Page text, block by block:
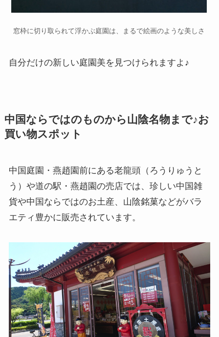
窓枠に切り取られて浮かぶ庭園は、まるで絵画のような美しさ
自分だけの新しい庭園美を見つけられますよ♪
中国ならではのものから山陰名物まで♪お
買い物スポット
中国庭園・燕趙園前にある老龍頭（ろうりゅうと
う）や道の駅・燕趙園の売店では、珍しい中国雑
貨や中国ならではのお土産、山陰銘菓などがバラ
エティ豊かに販売されています。